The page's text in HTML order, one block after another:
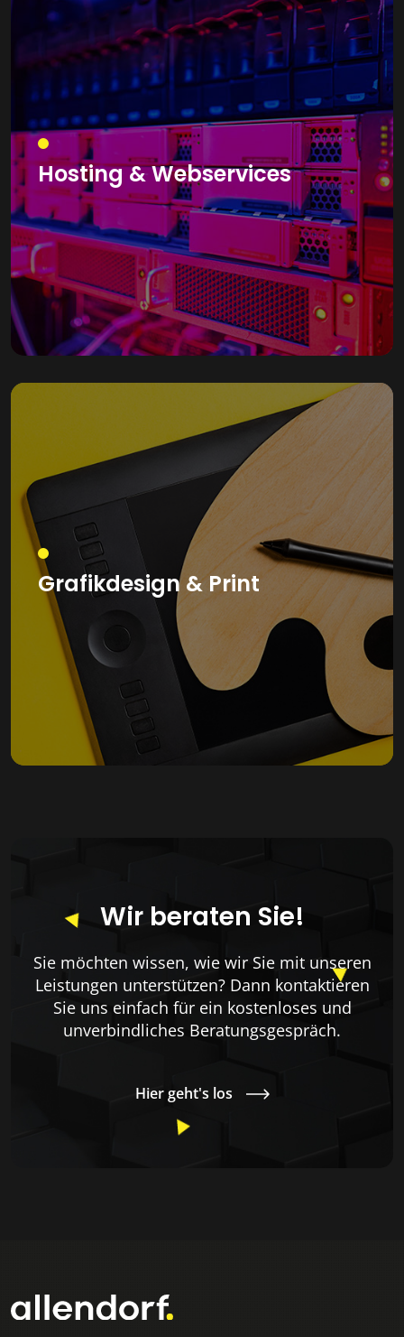
Hosting & Webservices
Grafikdesign & Print
Wir beraten Sie!
Sie möchten wissen, wie wir Sie mit unseren
Leistungen unterstützen? Dann kontaktieren
Sie uns einfach für ein kostenloses und
unverbindliches Beratungsgespräch.
Hier geht's los